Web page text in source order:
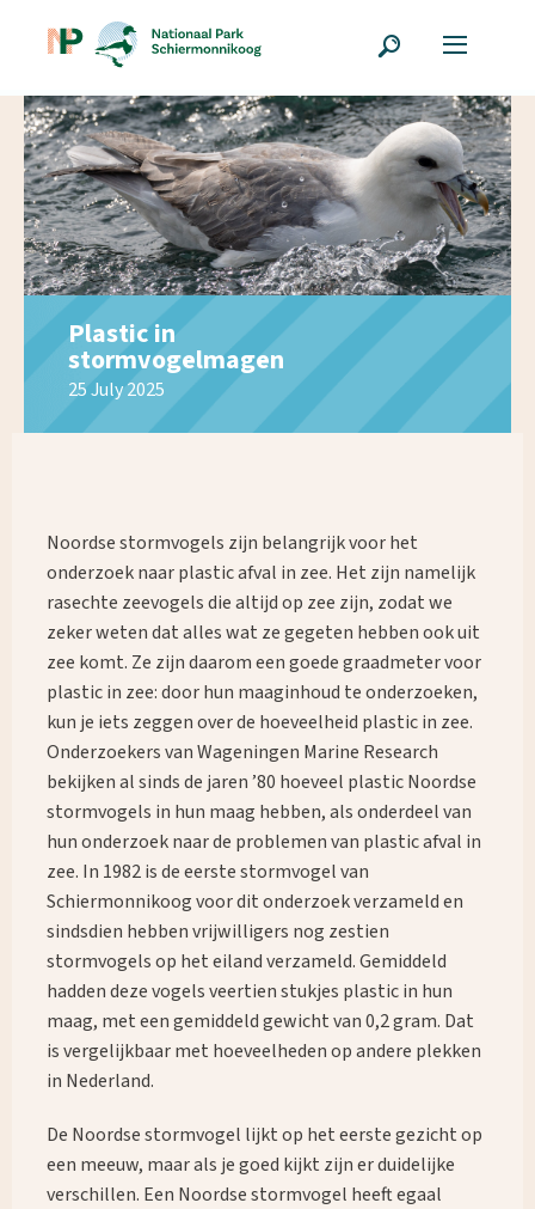
Plastic in
stormvogelmagen
25 July 2025
Noordse stormvogels zijn belangrijk voor het
onderzoek naar plastic afval in zee. Het zijn namelijk
rasechte zeevogels die altijd op zee zijn, zodat we
zeker weten dat alles wat ze gegeten hebben ook uit
zee komt. Ze zijn daarom een goede graadmeter voor
plastic in zee: door hun maaginhoud te onderzoeken,
kun je iets zeggen over de hoeveelheid plastic in zee.
Onderzoekers van Wageningen Marine Research
bekijken al sinds de jaren ’80 hoeveel plastic Noordse
stormvogels in hun maag hebben, als onderdeel van
hun onderzoek naar de problemen van plastic afval in
zee. In 1982 is de eerste stormvogel van
Schiermonnikoog voor dit onderzoek verzameld en
sindsdien hebben vrijwilligers nog zestien
stormvogels op het eiland verzameld. Gemiddeld
hadden deze vogels veertien stukjes plastic in hun
maag, met een gemiddeld gewicht van 0,2 gram. Dat
is vergelijkbaar met hoeveelheden op andere plekken
in Nederland.
De Noordse stormvogel lijkt op het eerste gezicht op
een meeuw, maar als je goed kijkt zijn er duidelijke
verschillen. Een Noordse stormvogel heeft egaal